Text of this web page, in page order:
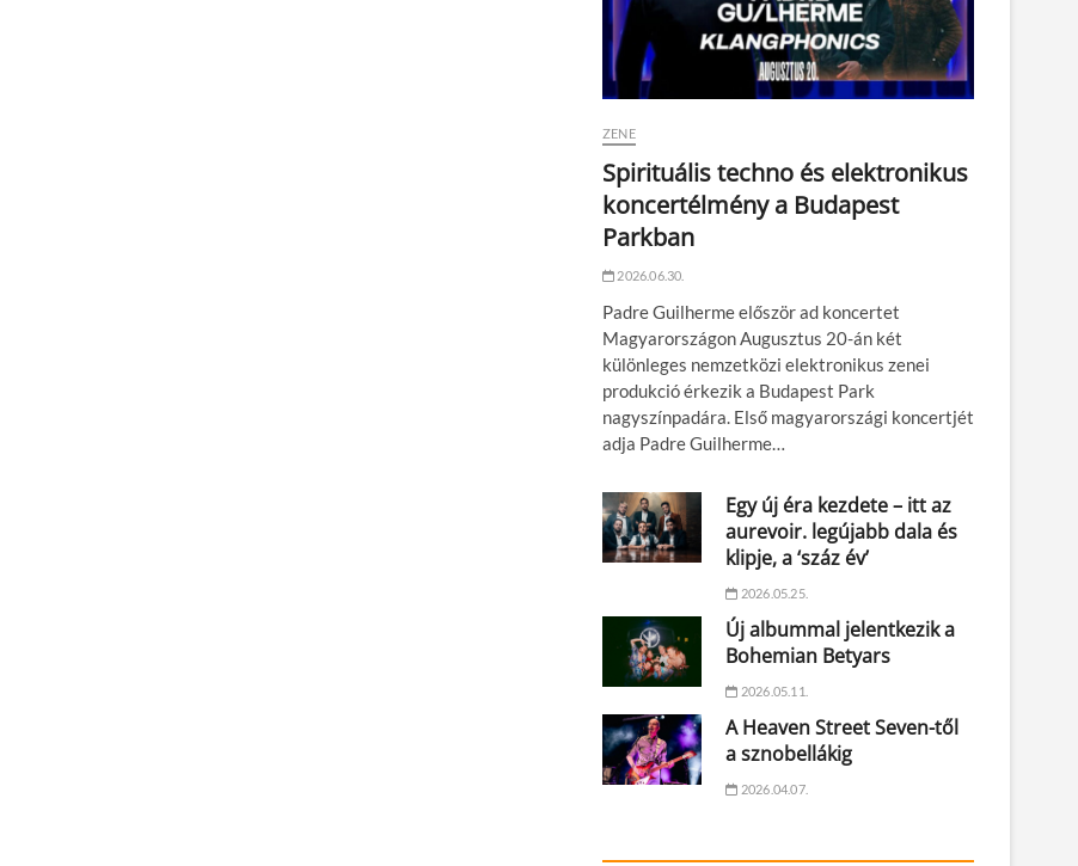
ZENE
Spirituális techno és elektronikus
koncertélmény a Budapest
Parkban
2026.06.30.
Padre Guilherme először ad koncertet
Magyarországon Augusztus 20-án két
különleges nemzetközi elektronikus zenei
produkció érkezik a Budapest Park
nagyszínpadára. Első magyarországi koncertjét
adja Padre Guilherme…
Egy új éra kezdete – itt az
aurevoir. legújabb dala és
klipje, a ‘száz év’
2026.05.25.
Új albummal jelentkezik a
Bohemian Betyars
2026.05.11.
A Heaven Street Seven-től
a sznobellákig
2026.04.07.